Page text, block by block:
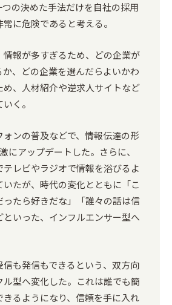
の決めた手法だけを自社の採用
に危険であると考える。
情報が多すぎるため、どの企業が
か、どの企業を選んだらよいかわ
め、人材紹介や逆求人サイトなど
く。
ォンの普及などで、情報伝達の形
にアップデートした。さらに、
レビやラジオで情報を浴びるよ
いたが、時代の変化とともに「こ
ったら好きだな」「誰々の話は信
といった、インフルエンサー型へ
も発信もできるという、双方向
ル型へ変化した。これは誰でも簡
るようになり、信頼を手に入れ